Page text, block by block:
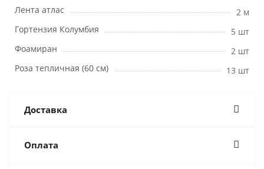
Лента атлас
2 м
Гортензия Колумбия
5 шт
Фоамиран
2 шт
Роза тепличная (60 см)
13 шт
Доставка
Оплата